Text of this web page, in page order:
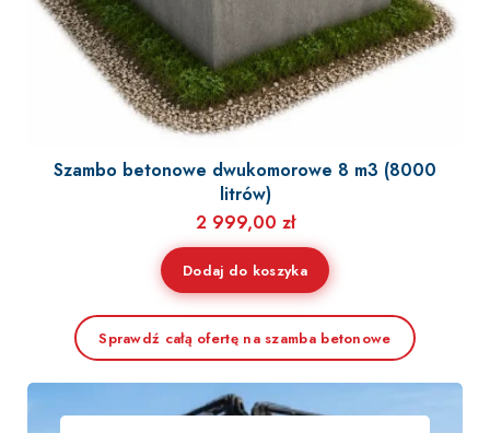
Szambo betonowe dwukomorowe 8 m3 (8000
litrów)
2 999,00 zł
Dodaj do koszyka
Sprawdź całą ofertę na szamba betonowe